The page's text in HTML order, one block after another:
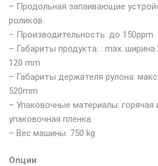
– Продольная запаивающие
роликов.
– Производительность: до 150ppm
– Габариты продукта: : max.
120 mm
– Габариты держателя рулона:
520mm
– Упаковочные материалы: горячая
упаковочная пленка
– Вес машины: 750 kg
Опции